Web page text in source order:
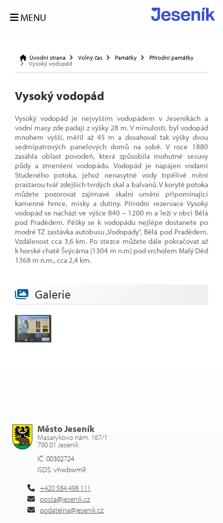
MENU
Úvodní strana Volný čas Památky
Přírodní památky
Vysoký vodopád
Vysoký vodopád
Vysoký vodopád je nejvyšším vodopádem v Jeseníkách a
vodní masy zde padají z výšky 28 m. V minulosti, byl vodopád
mnohem vyšší, měřil až 45 m a dosahoval tak výšky dvou
sedmipatrových panelových domů na sobě. V roce 1880
zasáhla oblast povodeň, která způsobila mohutné sesuvy
půdy a zmenšení vodopádu. Vodopád je napájen vodami
Studeného potoka, jehož nenasytné vody trpělivě mění
prastarou tvář zdejších tvrdých skal a balvanů. V korytě potoka
můžete pozorovat zajímavé skalní umění připomínající
kamenné hrnce, misky a dutiny. Přírodní rezervace Vysoký
vodopád se nachází ve výšce 840 – 1200 m a leží v obci Bělá
pod Pradědem. Pěšky se k vodopádu nejlépe dostanete po
modré TZ zastávka autobusu „Vodopády“, Bělá pod Pradědem.
Vzdálenost cca 3,6 km. Po stezce můžete dále pokračovat až
k horské chatě Švýcárna (1304 m n.m) pod vrcholem Malý Děd
1368 m n.m., cca 2,4 km.
Galerie
Město Jeseník
Masarykovo nám. 167/1
790 01 Jeseník
IČ: 00302724
ISDS: vhwbwm9
+420 584 498 111
posta@jesenik.cz
podatelna@jesenik.cz